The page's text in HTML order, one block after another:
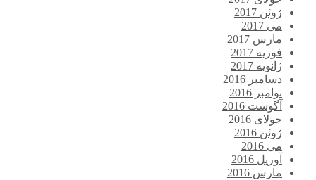
ژوئن 2017
می 2017
مارس 2017
فوریه 2017
ژانویه 2017
دسامبر 2016
نوامبر 2016
آگوست 2016
جولای 2016
ژوئن 2016
می 2016
آوریل 2016
مارس 2016